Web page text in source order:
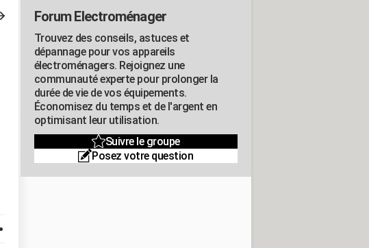
Forum Electroménager
Trouvez des conseils, astuces et
dépannage pour vos appareils
électroménagers. Rejoignez une
communauté experte pour prolonger la
durée de vie de vos équipements.
Économisez du temps et de l'argent en
optimisant leur utilisation.
Suivre le groupe
Posez votre question